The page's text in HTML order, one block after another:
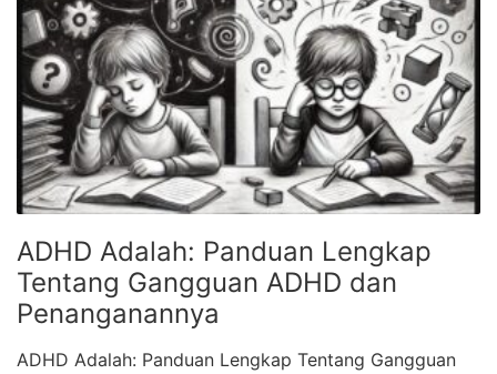
ADHD Adalah: Panduan Lengkap
Tentang Gangguan ADHD dan
Penanganannya
ADHD Adalah: Panduan Lengkap Tentang Gangguan